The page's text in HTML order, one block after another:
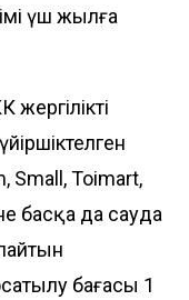
үш жылға
Small, Toimart,
басқа да сауда
бағасы 1